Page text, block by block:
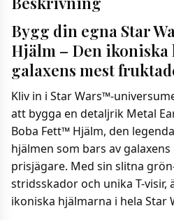
Bygg din egna Star
Hjälm – Den ikoniska
galaxens mest
Kliv in i Star Wars™-
att bygga en detaljrik Metal
Boba Fett™ Hjälm, den
hjälmen som bars av
prisjägare. Med sin slitna
stridsskador och unika T-visir,
ikoniska hjälmarna i hela Star